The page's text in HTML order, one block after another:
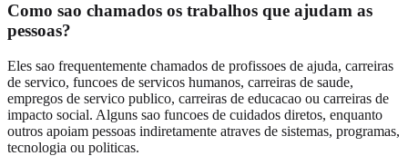
Como sao chamados os trabalhos que ajudam as
pessoas?
Eles sao frequentemente chamados de profissoes de ajuda, carreiras
de servico, funcoes de servicos humanos, carreiras de saude,
empregos de servico publico, carreiras de educacao ou carreiras de
impacto social. Alguns sao funcoes de cuidados diretos, enquanto
outros apoiam pessoas indiretamente atraves de sistemas, programas,
tecnologia ou politicas.